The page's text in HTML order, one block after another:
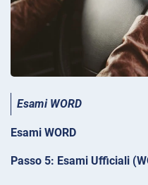
Esami WORD
Esami WORD
Passo 5: Esami Ufficiali